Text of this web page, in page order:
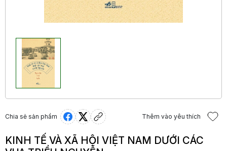
Chia sẻ sản phẩm Thêm vào yêu thích
KINH TẾ VÀ XÃ HỘI VIỆT NAM DƯỚI CÁC